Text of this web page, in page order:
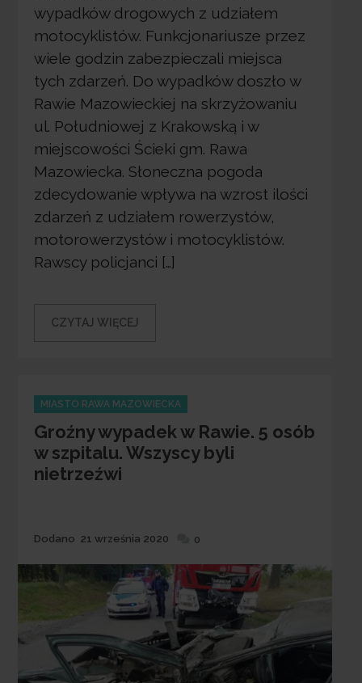
wypadków drogowych z udziałem
motocyklistów. Funkcjonariusze przez
wiele godzin zabezpieczali miejsca
tych zdarzeń. Do wypadków doszło w
Rawie Mazowieckiej na skrzyżowaniu
ul. Południowej z Krakowską i w
miejscowości Ścieki gm. Rawa
Mazowiecka. Słoneczna pogoda
zdecydowanie wpływa na wzrost ilości
zdarzeń z udziałem rowerzystów,
motorowerzystów i motocyklistów.
Rawscy policjanci […]
CZYTAJ WIĘCEJ
Categories
MIASTO RAWA MAZOWIECKA
Groźny wypadek w Rawie. 5 osób
w szpitalu. Wszyscy byli
nietrzeźwi
Dodane
Dodano 21 września 2020 0